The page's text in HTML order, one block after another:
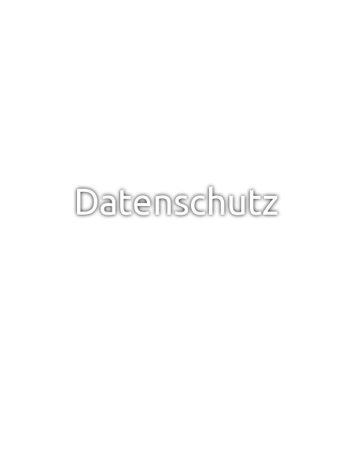
Datenschutz